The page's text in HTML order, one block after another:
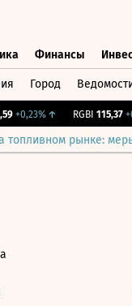
Финансы
Город
+0,23%↑ RGBI 115,37
топливном рынке: